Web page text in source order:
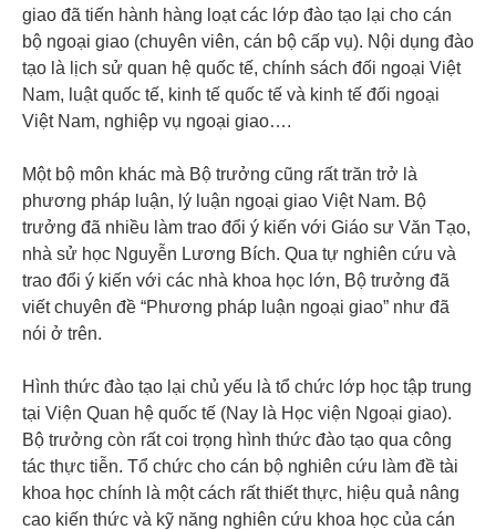
giao đã tiến hành hàng loạt các lớp đào tạo lại cho cán
bộ ngoại giao (chuyên viên, cán bộ cấp vụ). Nội dụng đào
tạo là lịch sử quan hệ quốc tế, chính sách đối ngoại Việt
Nam, luật quốc tế, kinh tế quốc tế và kinh tế đối ngoại
Việt Nam, nghiệp vụ ngoại giao….
Một bộ môn khác mà Bộ trưởng cũng rất trăn trở là
phương pháp luận, lý luận ngoại giao Việt Nam. Bộ
trưởng đã nhiều làm trao đổi ý kiến với Giáo sư Văn Tạo,
nhà sử học Nguyễn Lương Bích. Qua tự nghiên cứu và
trao đổi ý kiến với các nhà khoa học lớn, Bộ trưởng đã
viết chuyên đề “Phương pháp luận ngoại giao” như đã
nói ở trên.
Hình thức đào tạo lại chủ yếu là tổ chức lớp học tập trung
tại Viện Quan hệ quốc tế (Nay là Học viện Ngoại giao).
Bộ trưởng còn rất coi trọng hình thức đào tạo qua công
tác thực tiễn. Tổ chức cho cán bộ nghiên cứu làm đề tài
khoa học chính là một cách rất thiết thực, hiệu quả nâng
cao kiến thức và kỹ năng nghiên cứu khoa học của cán